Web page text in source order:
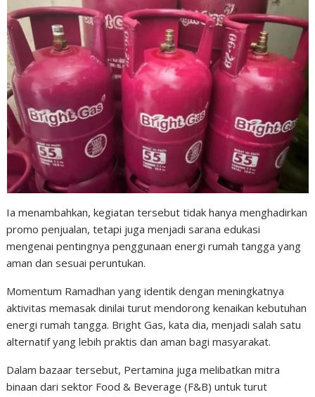
Ia menambahkan, kegiatan tersebut tidak hanya menghadirkan
promo penjualan, tetapi juga menjadi sarana edukasi
mengenai pentingnya penggunaan energi rumah tangga yang
aman dan sesuai peruntukan.
Momentum Ramadhan yang identik dengan meningkatnya
aktivitas memasak dinilai turut mendorong kenaikan kebutuhan
energi rumah tangga. Bright Gas, kata dia, menjadi salah satu
alternatif yang lebih praktis dan aman bagi masyarakat.
Dalam bazaar tersebut, Pertamina juga melibatkan mitra
binaan dari sektor Food & Beverage (F&B) untuk turut